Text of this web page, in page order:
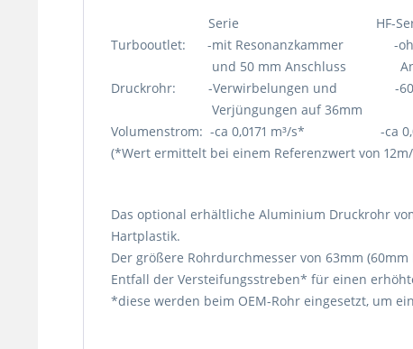
Serie HF-
Turbooutlet: -mit Resonanzkammer -ohne
und 50 mm Anschluss
Druckrohr: -Verwirbelungen und -60mm
Verjüngungen auf 36mm
Volumenstrom: -ca 0,0171 m³/s* -ca
(*Wert ermittelt bei einem Referenzwert von
Das optional erhältliche Aluminium Druckrohr
Hartplastik.
Der größere Rohrdurchmesser von 63mm
Entfall der Versteifungsstreben* für einen
*diese werden beim OEM-Rohr eingesetzt, um